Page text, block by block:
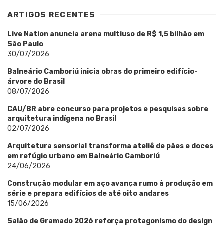
ARTIGOS RECENTES
Live Nation anuncia arena multiuso de R$ 1,5 bilhão em
São Paulo
30/07/2026
Balneário Camboriú inicia obras do primeiro edifício-
árvore do Brasil
08/07/2026
CAU/BR abre concurso para projetos e pesquisas sobre
arquitetura indígena no Brasil
02/07/2026
Arquitetura sensorial transforma ateliê de pães e doces
em refúgio urbano em Balneário Camboriú
24/06/2026
Construção modular em aço avança rumo à produção em
série e prepara edifícios de até oito andares
15/06/2026
Salão de Gramado 2026 reforça protagonismo do design